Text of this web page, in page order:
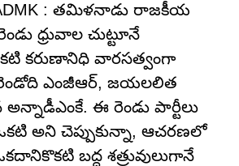
: తమిళనాడు రాజకీయ
ధ్రువాల చుట్టూనే
కరుణానిధి వారసత్వంగా
రెండోది ఎంజీఆర్, జయలలిత
అన్నాడీఎంకే. ఈ రెండు పార్టీలు
అని చెప్పుకున్నా, ఆచరణలో
బద్ధ శత్రువులుగానే